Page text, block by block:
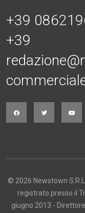
+39
+39
© 2026 Newstown
registrato presso il
giugno 2013 -